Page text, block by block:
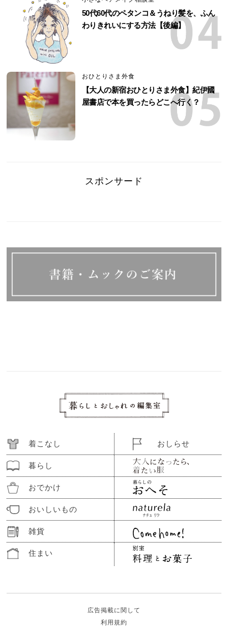
50代60代のペタンコ＆うねり髪を、ふん
わりきれいにする方法【後編】
おひとりさま外食
【大人の新宿おひとりさま外食】紀伊國
屋書店で本を買ったらどこへ行く？
スポンサード
着こなし
暮らし
おでかけ
おいしいもの
雑貨
住まい
おしらせ
広告掲載に関して
利用規約